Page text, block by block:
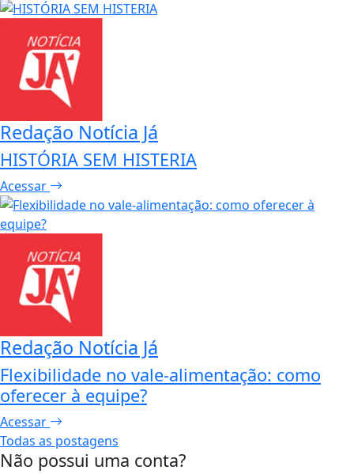
Redação Notícia Já
HISTÓRIA SEM HISTERIA
Acessar
Redação Notícia Já
Flexibilidade no vale-alimentação: como
oferecer à equipe?
Acessar
Todas as postagens
Não possui uma conta?